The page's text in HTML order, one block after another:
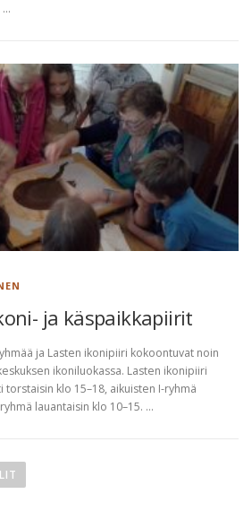
…
ja käspaikkapiirit
ja Lasten ikonipiiri kokoontuvat noin
ikoniluokassa. Lasten ikonipiiri
klo 15–18, aikuisten I-ryhmä
lauantaisin klo 10–15. …